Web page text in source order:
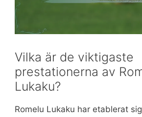
Vilka är de viktigaste
prestationerna av
Lukaku?
Romelu Lukaku har etablerat